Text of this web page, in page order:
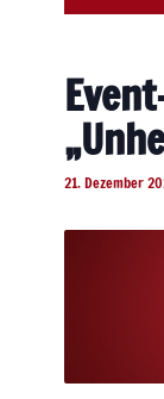
21. Dezember